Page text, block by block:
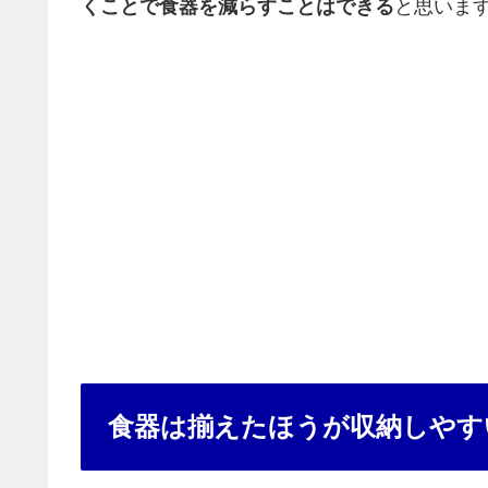
くことで食器を減らすことはできる と思います
食器は揃えたほうが収納しや